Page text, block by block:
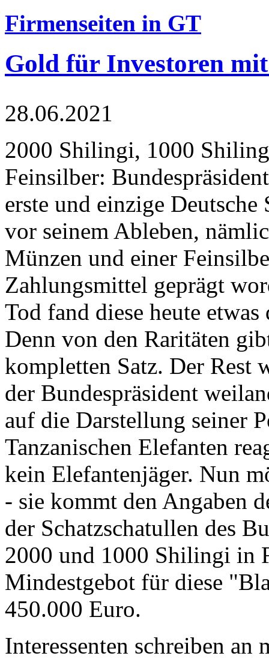
Firmenseiten in GT
Gold für Investoren
28.06.2021
2000 Shilingi, 1000
Feinsilber:
erste und einzige Deutsche
vor seinem Ableben,
Münzen und einer
Zahlungsmittel geprägt
Tod fand diese heute
Denn von den Raritäten
kompletten Satz. Der Rest
der Bundespräsident
auf die Darstellung seiner
Tanzanischen Elefanten
kein Elefantenjäger. Nun
- sie kommt den Angaben
der Schatzschatullen des
2000 und 1000 Shilingi in
Mindestgebot für diese
450.000 Euro.
Interessenten schreiben